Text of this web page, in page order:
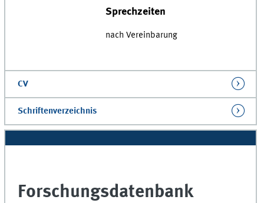
Sprechzeiten
nach Vereinbarung
CV
Schriftenverzeichnis
Forschungsdatenbank